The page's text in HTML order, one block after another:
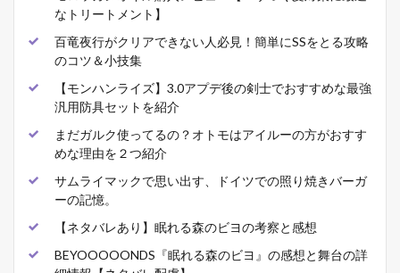
なトリートメント】
百竜夜行がクリアできない人必見！簡単にSSをとる攻略
のコツ＆小技集
【モンハンライズ】3.0アプデ後の剣士でおすすめな最強
汎用防具セットを紹介
まだガルク使ってるの？オトモはアイルーの方がおすす
めな理由を２つ紹介
サムライマックで思い出す、ドイツでの照り焼きバーガ
ーの記憶。
【ネタバレあり】眠れる森のビヨの考察と感想
BEYOOOOONDS『眠れる森のビヨ』の感想と舞台の詳